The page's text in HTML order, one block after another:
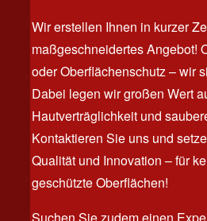
Wir erstellen Ihnen in kurzer
maßgeschneidertes Angebot!
oder Oberflächenschutz – wir
Dabei legen wir großen Wert
Hautverträglichkeit und
Kontaktieren Sie uns und
Qualität und Innovation – für
geschützte Oberflächen!